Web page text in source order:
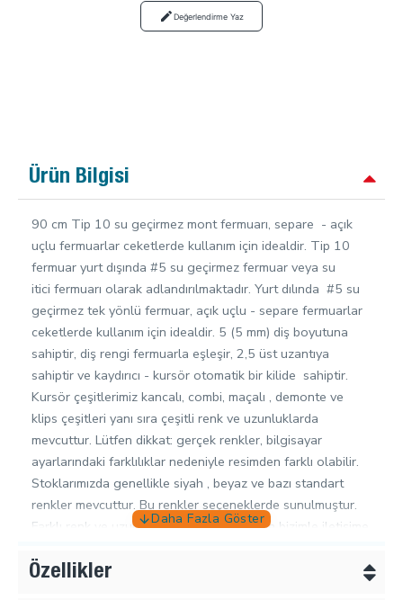
Değerlendirme Yaz
Ürün Bilgisi
90 cm Tip 10 su geçirmez mont fermuarı, separe - açık
uçlu fermuarlar ceketlerde kullanım için idealdir. Tip 10
fermuar yurt dışında #5 su geçirmez fermuar veya su
itici fermuarı olarak adlandırılmaktadır. Yurt dılında #5 su
geçirmez tek yönlü fermuar, açık uçlu - separe fermuarlar
ceketlerde kullanım için idealdir. 5 (5 mm) diş boyutuna
sahiptir, diş rengi fermuarla eşleşir, 2,5 üst uzantıya
sahiptir ve kaydırıcı - kursör otomatik bir kilide sahiptir.
Kursör çeşitlerimiz kancalı, combi, maçalı , demonte ve
klips çeşitleri yanı sıra çeşitli renk ve uzunluklarda
mevcuttur. Lütfen dikkat: gerçek renkler, bilgisayar
ayarlarındaki farklılıklar nedeniyle resimden farklı olabilir.
Stoklarımızda genellikle siyah , beyaz ve bazı standart
renkler mevcuttur. Bu renkler seçeneklerde sunulmuştur.
Farklı renk ve uzunluk siparişleri için lütfen bizimle iletişime
Kursör Çeşitleri;
Özellikler